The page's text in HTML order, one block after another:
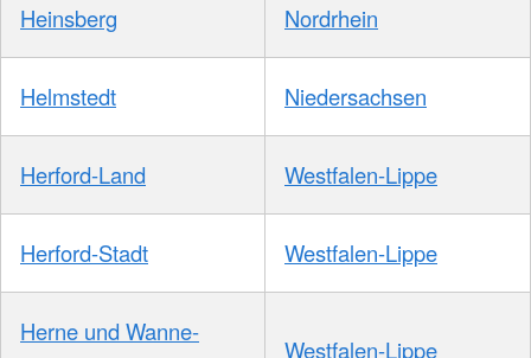
Heinsberg Nordrhein
Helmstedt Niedersachsen
Herford-Land Westfalen-Lippe
Herford-Stadt Westfalen-Lippe
Herne und Wanne-
Westfalen-Lippe